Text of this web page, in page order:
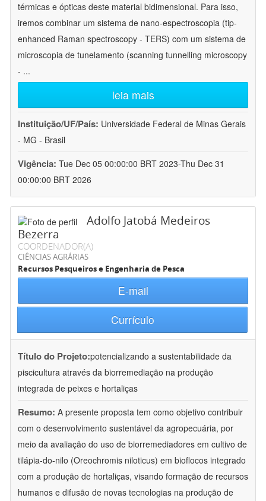
térmicas e ópticas deste material bidimensional. Para isso,
iremos combinar um sistema de nano-espectroscopia (tip-
enhanced Raman spectroscopy - TERS) com um sistema de
microscopia de tunelamento (scanning tunnelling microscopy
- ...
leia mais
Instituição/UF/País: Universidade Federal de Minas Gerais
- MG - Brasil
Vigência: Tue Dec 05 00:00:00 BRT 2023-Thu Dec 31
00:00:00 BRT 2026
Adolfo Jatobá Medeiros
Bezerra
COORDENADOR(A)
CIÊNCIAS AGRÁRIAS
Recursos Pesqueiros e Engenharia de Pesca
E-mail
Currículo
Título do Projeto:potencializando a sustentabilidade da
piscicultura através da biorremediação na produção
integrada de peixes e hortaliças
Resumo: A presente proposta tem como objetivo contribuir
com o desenvolvimento sustentável da agropecuária, por
meio da avaliação do uso de biorremediadores em cultivo de
tilápia-do-nilo (Oreochromis niloticus) em bioflocos integrado
com a produção de hortaliças, visando formação de recursos
humanos e difusão de novas tecnologias na produção de